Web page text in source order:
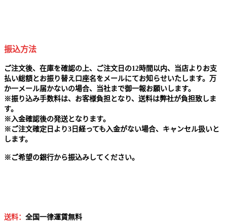
振込方法
ご注文後、在庫を確認の上、ご注文日の12時間以内、当店よりお支
払い総額とお振り替え口座名をメールにてお知らせいたします。万
か一メール届かないの場合、当社まで御一報お願いします。
※振り込み手数料は、お客様負担となり、送料は弊社が負担致しま
す。
※ 入金確認後の発送となります。
※ ご注文確定日より3日経っても入金がない場合、キャンセル扱いと
します。
※ ご希望の銀行から振込みしてください。
送料： 全国一律運賃無料